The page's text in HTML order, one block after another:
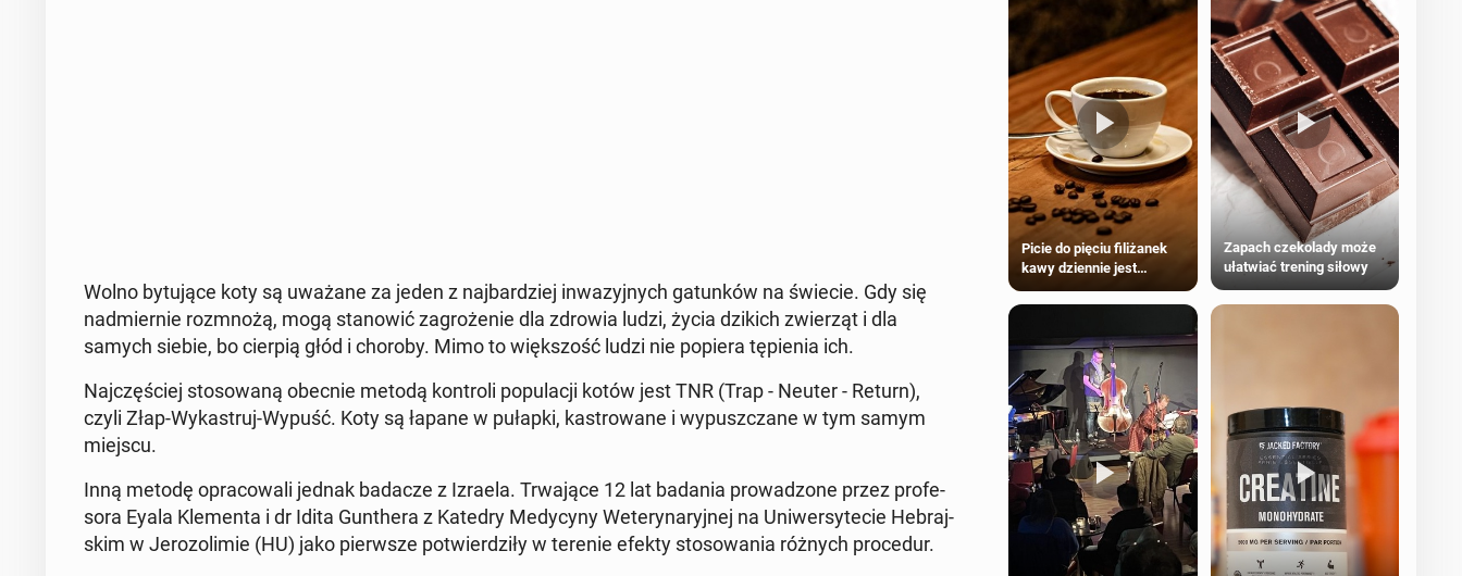
Wolno by­tu­ją­ce koty są uważane za jeden z naj­bar­dziej in­wa­zyj­nych ga­tun­ków na świecie. Gdy się
nad­mier­nie roz­mno­żą, mogą sta­no­wić za­gro­że­nie dla zdrowia ludzi, życia dzikich zwie­rząt i dla
samych siebie, bo cierpią głód i choroby. Mimo to więk­szość ludzi nie popiera tę­pie­nia ich.
Naj­czę­ściej sto­so­wa­ną obecnie metodą kon­tro­li po­pu­la­cji kotów jest TNR (Trap - Neuter - Return),
czyli Złap-Wy­ka­struj-Wypuść. Koty są łapane w pułapki, ka­stro­wa­ne i wy­pusz­cza­ne w tym samym
miejscu.
Inną metodę opra­co­wa­li jednak badacze z Izraela. Trwa­ją­ce 12 lat badania pro­wa­dzo­ne przez pro­fe­
so­ra Eyala Kle­men­ta i dr Idita Gun­the­ra z Katedry Me­dy­cy­ny We­te­ry­na­ryj­nej na Uni­wer­sy­te­cie He­braj­
skim w Je­ro­zo­li­mie (HU) jako pierw­sze po­twier­dzi­ły w terenie efekty sto­so­wa­nia różnych pro­ce­dur.
Picie do pięciu filiżanek
kawy dziennie jest
większości dorosłych
Zapach czekolady może
ułatwiać trening siłowy